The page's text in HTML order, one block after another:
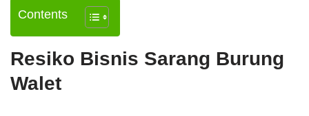
Contents
Resiko Bisnis Sarang Burung
Walet